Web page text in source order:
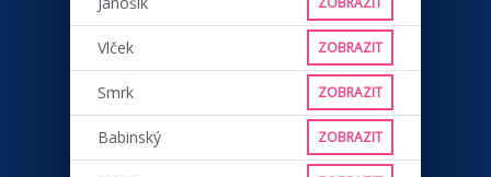
Vlček ZOBRAZIT
Smrk ZOBRAZIT
Babinský ZOBRAZIT